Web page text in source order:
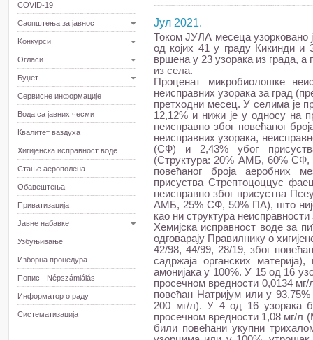
COVID-19
Саопштења за јавност
Kонкурси
Огласи
Буџет
Сервисне информације
Вода са јавних чесми
Квалитет ваздуха
Хигијенска исправност воде
Стање аерополена
Обавештења
Приватизација
Јавне набавке
Узбуњивање
Изборна процедура
Попис - Népszámlálás
Информатор о раду
Систематизација
Јул 2021.
Током ЈУЛА месеца узорковано
од којих 41 у граду Кикинди
вршена у 23 узорака из града, а
из села.
Проценат микробиолошке
неисправних узорака за град
претходни месец. У селима је
12,12% и нижи је у односу на
неисправно због повећаног
неисправних узорака,
(СФ) и 2,43% убог
(Структура: 20% АМБ, 60% СФ,
повећаног броја аеробних
присуства Стрептоцоццус
неисправно због присуства
АМБ, 25% СФ, 50% ПА), што
као ни структура
Хемијска исправност воде за
одговарају Правилнику о
42/98, 44/99, 28/19, због
садржаја органских
амонијака у 100%. У 15 од 16
просечном вредности 0,0134
повећан Натријум или у
200 мг/л). У 4 од 16 узорака
просечном вредности 1,08 мг/л
били повећани укупни